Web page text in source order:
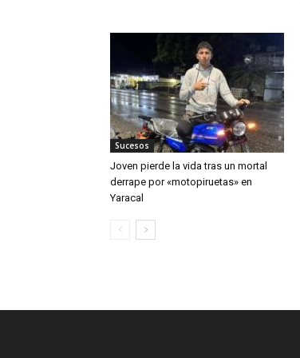
Sucesos
Joven pierde la vida tras un mortal
derrape por «motopiruetas» en
Yaracal